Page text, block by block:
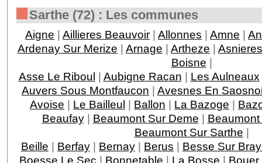
Sarthe (72) : Les communes
Aigne | Aillieres Beauvoir | Allonnes | Amne |
Ardenay Sur Merize | Arnage | Artheze |
Boisne |
Asse Le Riboul | Aubigne Racan | Les Aulneaux
Auvers Sous Montfaucon | Avesnes En
Avoise | Le Bailleul | Ballon | La Bazoge |
Beaufay| Beaumont Sur Deme |
Beaumont Sur Sarthe |
Beille | Berfay | Bernay | Berus | Besse Sur
Boesse Le Sec | Bonnetable | La Bosse | Bouer